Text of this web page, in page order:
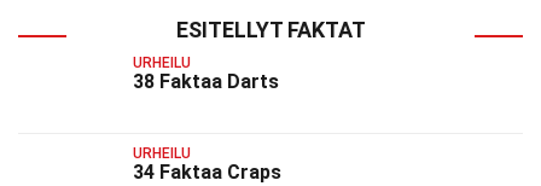
ESITELLYT FAKTAT
URHEILU
38 Faktaa Darts
URHEILU
34 Faktaa Craps